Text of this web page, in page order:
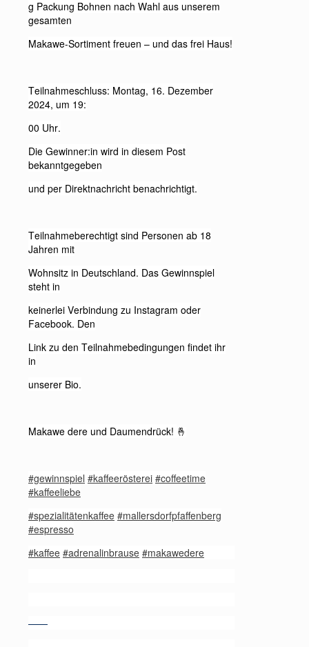
g Packung Bohnen nach Wahl aus unserem
gesamten
Makawe-Sortiment freuen – und das frei Haus!
Teilnahmeschluss: Montag, 16. Dezember
2024, um 19:
00 Uhr.
Die Gewinner:in wird in diesem Post
bekanntgegeben
und per Direktnachricht benachrichtigt.
Teilnahmeberechtigt sind Personen ab 18
Jahren mit
Wohnsitz in Deutschland. Das Gewinnspiel
steht in
keinerlei Verbindung zu Instagram oder
Facebook. Den
Link zu den Teilnahmebedingungen findet ihr
in
unserer Bio.
Makawe dere und Daumendrück! 🤞
#gewinnspiel #kaffeerösterei #coffeetime
#kaffeeliebe
#spezialitätenkaffee #mallersdorfpfaffenberg
#espresso
#kaffee #adrenalinbrause #makawedere
——